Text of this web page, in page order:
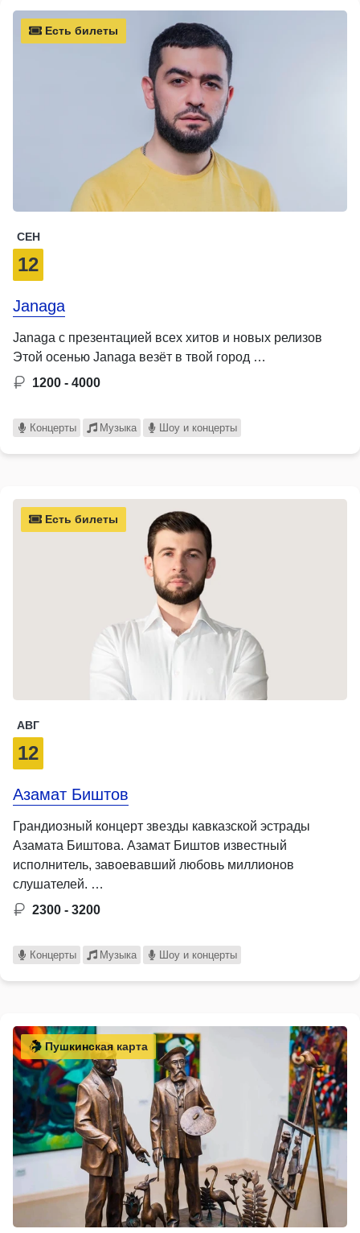
Есть билеты
СЕН
12
Janaga
Janaga с презентацией всех хитов и новых релизов
Этой осенью Janaga везёт в твой город …
1200 - 4000
Концерты Музыка Шоу и концерты
Есть билеты
АВГ
12
Азамат Биштов
Грандиозный концерт звезды кавказской эстрады
Азамата Биштова. Азамат Биштов известный
исполнитель, завоевавший любовь миллионов
слушателей. …
2300 - 3200
Концерты Музыка Шоу и концерты
Пушкинская карта